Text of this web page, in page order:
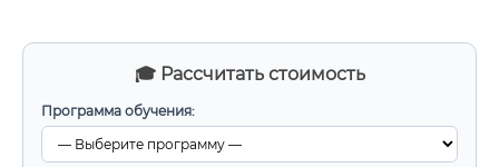
🎓 Рассчитать стоимость
Программа обучения: